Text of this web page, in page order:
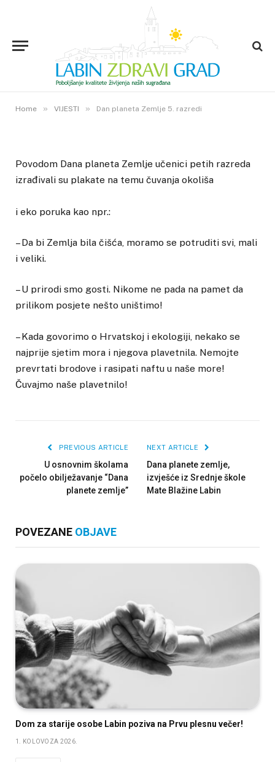
Home » VIJESTI » Dan planeta Zemlje 5. razredi
Dan planeta Zemlje 5. razredi
20. TRAVNJA 2015. 0VIEWS
Povodom Dana planeta Zemlje učenici petih razreda
izrađivali su plakate na temu čuvanja okoliša
i eko poruka kao npr.:
– Da bi Zemlja bila čišća, moramo se potruditi svi, mali
i veliki.
– U prirodi smo gosti. Nikome ne pada na pamet da
prilikom posjete nešto uništimo!
– Kada govorimo o Hrvatskoj i ekologiji, nekako se
najprije sjetim mora i njegova plavetnila. Nemojte
prevrtati brodove i rasipati naftu u naše more!
Čuvajmo naše plavetnilo!
PREVIOUS ARTICLE
U osnovnim školama
počelo obilježavanje “Dana
planete zemlje”
NEXT ARTICLE
Dana planete zemlje,
izvješće iz Srednje škole
Mate Blažine Labin
POVEZANE OBJAVE
Dom za starije osobe Labin poziva na Prvu plesnu večer!
1. KOLOVOZA 2026.